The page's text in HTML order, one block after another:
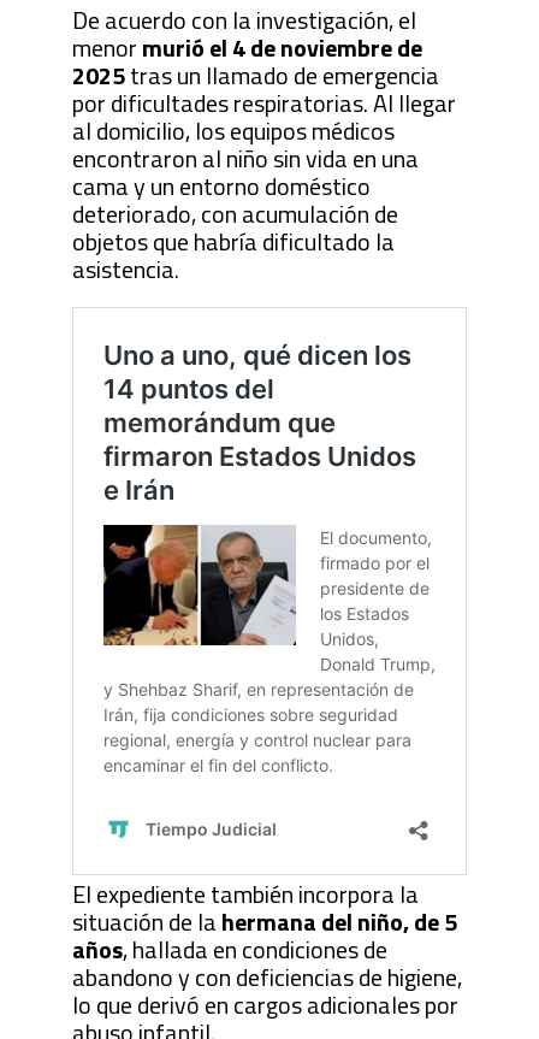
De acuerdo con la investigación, el
menormurió el 4 de noviembre de
2025tras un llamado de emergencia
por dificultades respiratorias. Al llegar
al domicilio, los equipos médicos
encontraron al niño sin vida en una
cama y un entorno doméstico
deteriorado, con acumulación de
objetos que habría dificultado la
asistencia.
El expediente también incorpora la
situación de lahermana del niño, de 5
años, hallada en condiciones de
abandono y con deficiencias de higiene,
lo que derivó en cargos adicionales por